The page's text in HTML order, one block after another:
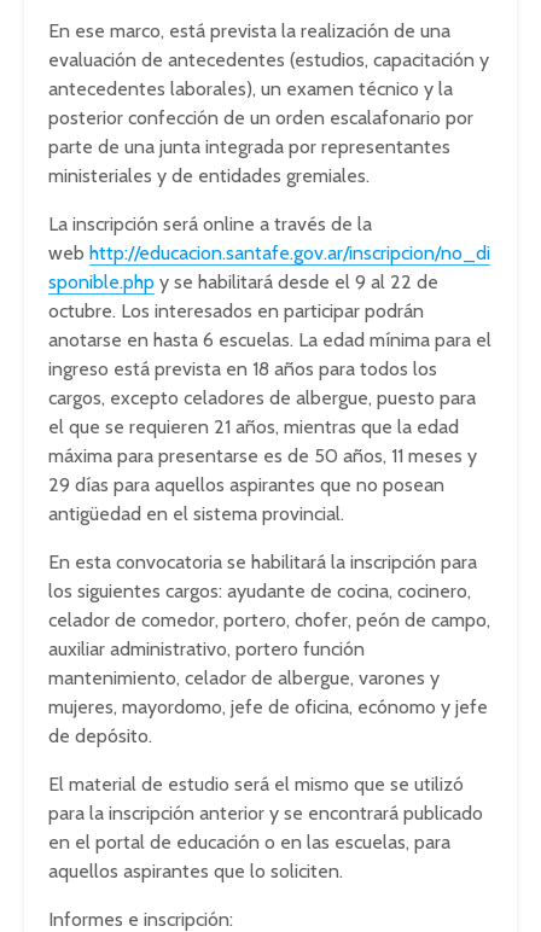
En ese marco, está prevista la realización de una
evaluación de antecedentes (estudios, capacitación y
antecedentes laborales), un examen técnico y la
posterior confección de un orden escalafonario por
parte de una junta integrada por representantes
ministeriales y de entidades gremiales.
La inscripción será online a través de la
web http://educacion.santafe.gov.ar/inscripcion/no_di
sponible.php y se habilitará desde el 9 al 22 de
octubre. Los interesados en participar podrán
anotarse en hasta 6 escuelas. La edad mínima para el
ingreso está prevista en 18 años para todos los
cargos, excepto celadores de albergue, puesto para
el que se requieren 21 años, mientras que la edad
máxima para presentarse es de 50 años, 11 meses y
29 días para aquellos aspirantes que no posean
antigüedad en el sistema provincial.
En esta convocatoria se habilitará la inscripción para
los siguientes cargos: ayudante de cocina, cocinero,
celador de comedor, portero, chofer, peón de campo,
auxiliar administrativo, portero función
mantenimiento, celador de albergue, varones y
mujeres, mayordomo, jefe de oficina, ecónomo y jefe
de depósito.
El material de estudio será el mismo que se utilizó
para la inscripción anterior y se encontrará publicado
en el portal de educación o en las escuelas, para
aquellos aspirantes que lo soliciten.
Informes e inscripción: